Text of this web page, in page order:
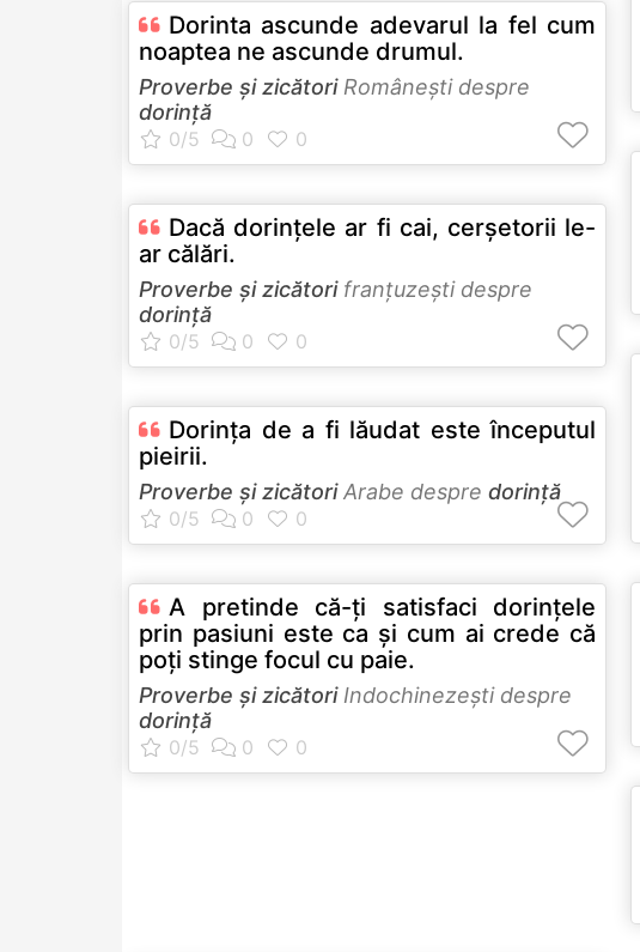
Dorinta ascunde adevarul la fel cum
noaptea ne ascunde drumul.
Proverbe și zicătoriRomâneşti despre
dorință
Dacă dorinţele ar fi cai, cerşetorii le-
ar călări.
Proverbe și zicătorifranţuzeşti despre
dorință
Dorinţa de a fi lăudat este începutul
pieirii.
Proverbe și zicătoriArabe despre dorință
A pretinde că-ţi satisfaci dorinţele
prin pasiuni este ca şi cum ai crede că
poţi stinge focul cu paie.
Proverbe și zicătoriIndochinezeşti despre
dorință